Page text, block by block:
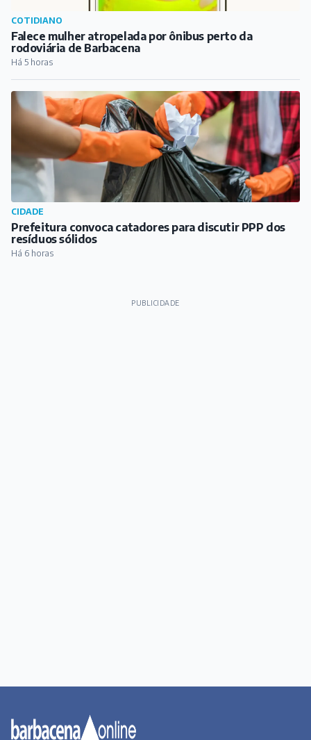
COTIDIANO
Falece mulher atropelada por ônibus perto da
rodoviária de Barbacena
Há 5 horas
CIDADE
Prefeitura convoca catadores para discutir PPP dos
resíduos sólidos
Há 6 horas
PUBLICIDADE